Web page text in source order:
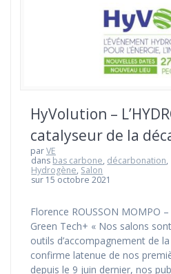
HyVolution –
catalyseur de la
parVE
dans bas carbone, décarbonation,
Hydrogène, Salon
sur 15 octobre 2021
Florence ROUSSON MOMPO
Green Tech+ « Nos salons
outils d’accompagnement de
confirme latenue de nos
depuis le 9 juin dernier, nos